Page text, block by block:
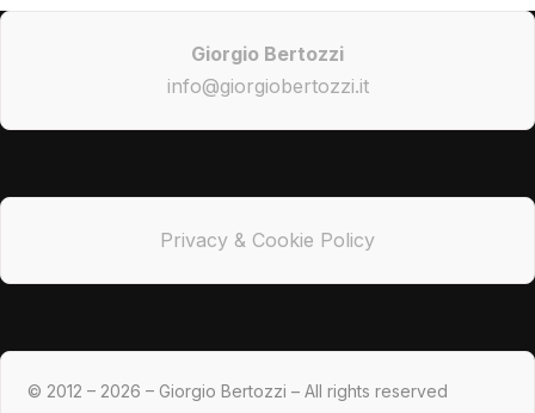
Giorgio Bertozzi
info@giorgiobertozzi.it
Privacy & Cookie Policy
© 2012 – 2026 – Giorgio Bertozzi – All rights reserved